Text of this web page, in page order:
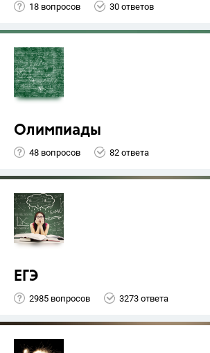
18 вопросов 30 ответов
Олимпиады
48 вопросов 82 ответа
ЕГЭ
2985 вопросов 3273 ответа